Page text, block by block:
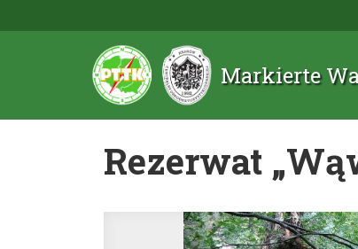
Markierte
Rezerwat